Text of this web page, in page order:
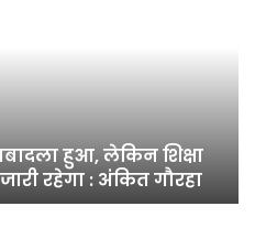
हुआ, लेकिन शिक्षा
रहेगा : अंकित गौरहा